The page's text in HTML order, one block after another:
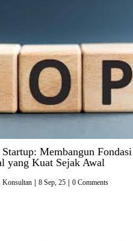
Membangun Fondasi
yang Kuat Sejak Awal
Konsultan 8 Sep, 25 0 Comments